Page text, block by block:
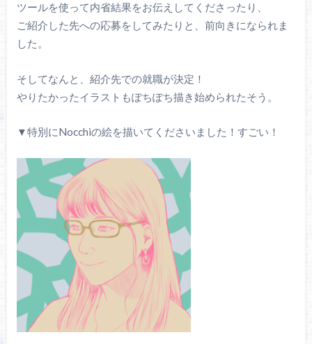
ツールを使って内省結果をお伝えしてくださったり、
ご紹介した先への応募をしてみたりと、前向きになられま
した。
そしてなんと、紹介先での就職が決定！
やりたかったイラストもぽちぽち描き始められたそう。
▼特別にNocchiの絵を描いてくださいました！すごい！